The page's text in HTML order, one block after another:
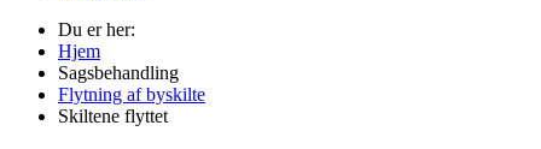
Du er her:
Hjem
Sagsbehandling
Flytning af byskilte
Skiltene flyttet